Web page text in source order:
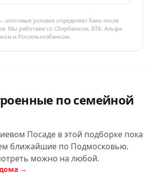
условия определяет банк после
Мы работаем со Сбербанком, ВТБ, Альфа-
и Россельхозбанком.
по семейной
Посаде в этой подборке пока
ближайшие по Подмосковью.
можно на любой.
→